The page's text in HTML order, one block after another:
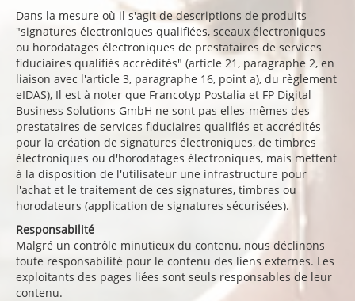
Dans la mesure où il s'agit de descriptions de produits
"signatures électroniques qualifiées, sceaux électroniques
ou horodatages électroniques de prestataires de services
fiduciaires qualifiés accrédités" (article 21, paragraphe 2, en
liaison avec l'article 3, paragraphe 16, point a), du règlement
eIDAS), Il est à noter que Francotyp Postalia et FP Digital
Business Solutions GmbH ne sont pas elles-mêmes des
prestataires de services fiduciaires qualifiés et accrédités
pour la création de signatures électroniques, de timbres
électroniques ou d'horodatages électroniques, mais mettent
à la disposition de l'utilisateur une infrastructure pour
l'achat et le traitement de ces signatures, timbres ou
horodateurs (application de signatures sécurisées).
Responsabilité
Malgré un contrôle minutieux du contenu, nous déclinons
toute responsabilité pour le contenu des liens externes. Les
exploitants des pages liées sont seuls responsables de leur
contenu.